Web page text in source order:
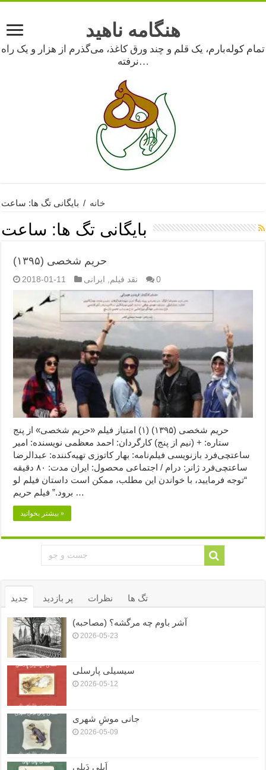
هنگامه ناهید
تمام کوله‌بارم، یک قلم و چند ورق کاغذ، می‌گذرم از هزار و یک راه
نرفته…
خانه / بایگانی تگ ها: ساعت
بایگانی تگ ها: ساعت
حریم شخصی (۱۳۹۵)
2018-01-11 نقد فیلم ایرانی 0
حریم شخصی (۱۳۹۵) (۱) امتیاز فیلم «حریم شخصی» از پنج
ستاره: + (نیم از پنج) کارگردان: احمد معظمی نویسنده: امیر
ساعتچی‌فرد بازنویسی فیلم‌نامه: بهار کاتوزی تهیه‌کننده: عبدالرضا
ساعتچی‌فرد ژانر: درام / اجتماعی محصول: ایران مدت: ۸۰ دقیقه
“توجه فرمایید،‌ با خواندن این مطلب، ممکن است داستان فیلم لو
برود.” فیلم حریم …
بیشتر بخوانید »
جدید پر بازدید نظرات تگ ها
آشر باوم چه مرگشه؟ (مصاحبه)
2026-05-23
سیسیلی پارسلی
2026-05-12
جانی موشِ شهری
2026-05-09
اَپلی دَپلی